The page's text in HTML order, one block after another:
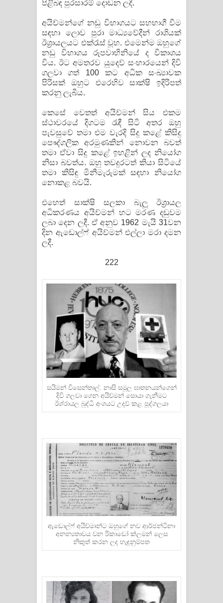
පිළිබඳ පුරසාරම් දොඩන ලදී.
අයිච්මන්ගේ නඩු විභාගයට සහභාගී වීම
සඳහා ලොව පුරා මාධ්‍යවේදීන් රාශියක්
ඊශ්‍රායලයට එක්රැස් වූහ. එමෙන්ම ඔහුගේ
නඩු විභාගය රූපවාහිනියේ ද විකාශය
විය. ඊට අමතරව යුදෙව් සංහාරයෙන් දිවි
ගලවා ගත් 100 කට අධික සංඛ්‍යාවක
පිරිසක් ඔහුට එරෙහිව සාක්ෂි ඉදිරිපත්
කරනු ලැබීය.
කෙසේ වෙතත් අයිච්මන් සිය එකම
ස්ථාවරයේ දිගටම රැඳී සිටි අතර ඔහු
පැවසුවේ තමා එම වැරදි සිදු කළේ කිසිදු
පෞද්ගලික අරමුණකින් නොවන බවත්
තමා ඒවා සිදු කළේ ඉහළින් ලද නියෝග
නිසා බවත්ය. ඔහු තවදුරටත් කියා සිටියේ
තමා කිසිඳු මිනීමැරුමක් සඳහා නියෝග
නොකළ බවයි.
එහෙත් සාක්ෂි සලකා බැලූ ඊශ්‍රායල
අධිකරණය අයිච්මන් හට මරණ දඩුවම
ලබා දෙන ලදී. ඒ අනුව 1962 මැයි 31වන
දින ඇඩොල්ෆ් අයිච්මන් එල්ලා මරා දමන
ලදී.
222
සයිමන් විසෙන්තාල්. නාසි සමූල ඝාතනයන්ගෙන්
දිවි ගලවා ගෙන අයිච්මන් සොයා ගැනීමට
ඊශ්රායල බුද්ධි අංශයට උදව් කළ පුද්ගලයා
ඇඩොල්ෆ් අයිච්මාන්ට ඔහුගේ නව ආර්ජන්ටිනා
අනන්‍යතාවය වන රිකාඩෝ ක්ලමන් ලෙස
නිකුත් කරන ලද හැඳුනුම්පත